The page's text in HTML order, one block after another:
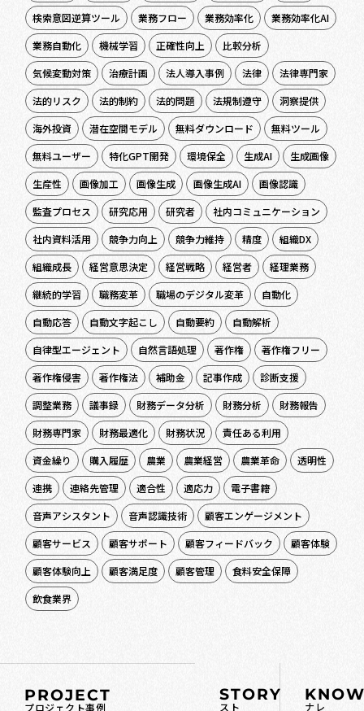
検索意図逆算ツール 業務フロー 業務効率化
業務効率化AI
業務自動化
機械学習 正確性向上
比較分析
気候変動対策
治療計画 法人導入事例 法律
法律専門家
法的リスク
法的制約 法的問題 法規制遵守
洞察提供
海外投資
潜在空間モデル 無料ダウンロード
無料ツール
無料ユーザー
特化GPT開発 環境保全 生成AI
生成画像
生産性
画像加工 画像生成 画像生成AI
画像認識
監査プロセス
研究応用 研究者
社内コミュニケーション
社内資料活用
競争力向上 競争力維持 精度
組織DX
組織成長
経営意思決定 経営戦略 経営者
経理業務
継続的学習
職務変革 職場のデジタル変革
自動化
自動応答
自動文字起こし 自動要約
自動解析
自律型エージェント
自然言語処理 著作権
著作権フリー
著作権侵害
著作権法 補助金 記事作成
診断支援
調整業務
議事録 財務データ分析 財務分析
財務報告
財務専門家
財務最適化 財務状況
責任ある利用
資金繰り
購入履歴 農業 農業経営 農業革命
透明性
連携
連絡先管理 適合性 適応力
電子書籍
音声アシスタント
音声認識技術
顧客エンゲージメント
顧客サービス
顧客サポート 顧客フィードバック
顧客体験
顧客体験向上
顧客満足度 顧客管理
食料安全保障
飲食業界
PROJECT
プロジェクト事例
STORY
スト ナレ